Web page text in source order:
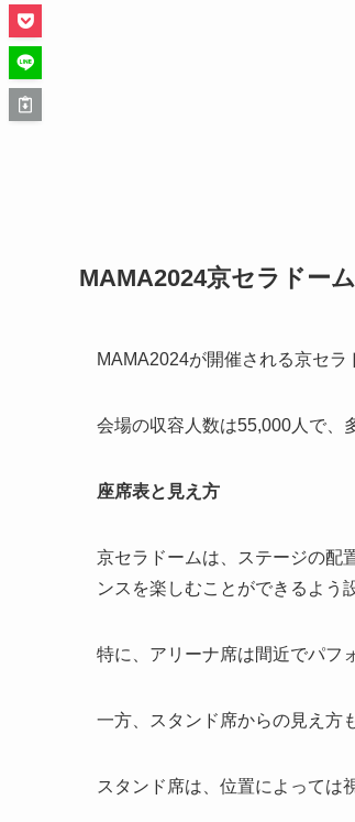
MAMA2024京セラドー
MAMA2024が開催される京セラ
会場の収容人数は55,000人で、
座席表と見え方
京セラドームは、ステージの配
ンスを楽しむことができるよう
特に、アリーナ席は間近でパフ
一方、スタンド席からの見え方
スタンド席は、位置によっては